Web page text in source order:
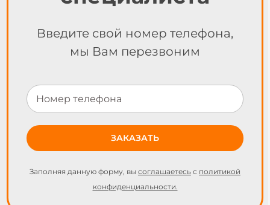
Введите свой номер телефона,
мы Вам перезвоним
Заполняя данную форму, вы соглашаетесь с политикой
конфиденциальности.